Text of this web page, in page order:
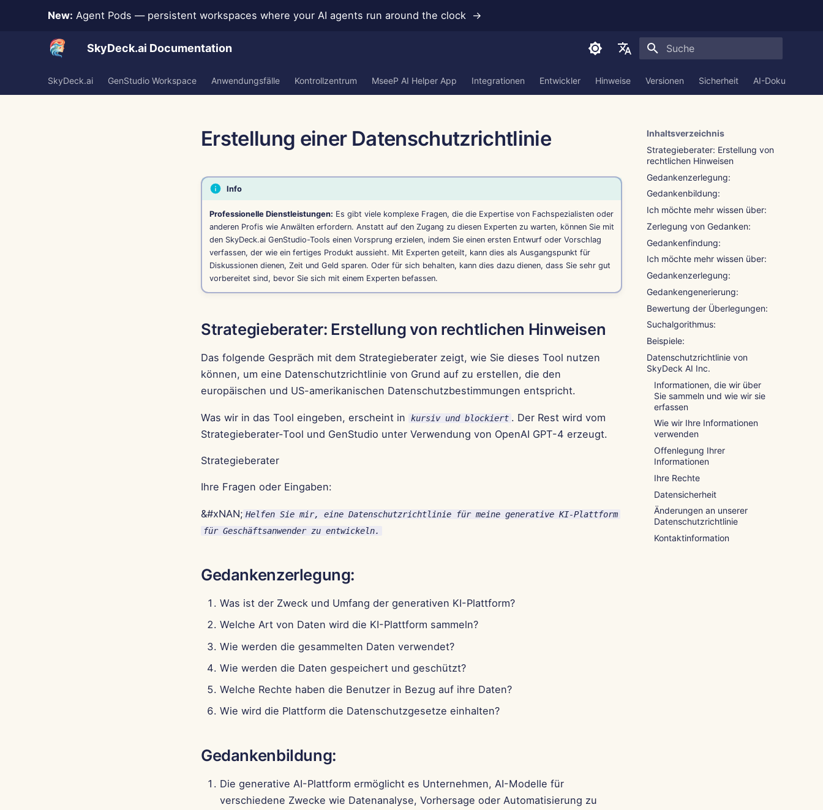
New: Agent Pods — persistent workspaces where your AI agents run around the clock →
SkyDeck.ai Documentation
English
Italiano
日本語
SkyDeck.ai GenStudio Workspace Anwendungsfälle Kontrollzentrum MseeP AI Helper App Integrationen Entwickler Hinweise Versionen Sicherheit AI-
Inhaltsverzeichnis
Strategieberater: Erstellung von
rechtlichen Hinweisen
Gedankenzerlegung:
Gedankenbildung:
Ich möchte mehr wissen über:
Zerlegung von Gedanken:
Gedankenfindung:
Ich möchte mehr wissen über:
Gedankenzerlegung:
Gedankengenerierung:
Bewertung der Überlegungen:
Suchalgorithmus:
Beispiele:
Datenschutzrichtlinie von
SkyDeck AI Inc.
Informationen, die wir über
Sie sammeln und wie wir sie
erfassen
Wie wir Ihre Informationen
verwenden
Offenlegung Ihrer
Informationen
Ihre Rechte
Datensicherheit
Änderungen an unserer
Datenschutzrichtlinie
Kontaktinformation
Erstellung einer Datenschutzrichtlinie
Info
Professionelle Dienstleistungen: Es gibt viele komplexe Fragen, die die Expertise von Fachspezialisten oder
anderen Profis wie Anwälten erfordern. Anstatt auf den Zugang zu diesen Experten zu warten, können Sie mit
den SkyDeck.ai GenStudio-Tools einen Vorsprung erzielen, indem Sie einen ersten Entwurf oder Vorschlag
verfassen, der wie ein fertiges Produkt aussieht. Mit Experten geteilt, kann dies als Ausgangspunkt für
Diskussionen dienen, Zeit und Geld sparen. Oder für sich behalten, kann dies dazu dienen, dass Sie sehr gut
vorbereitet sind, bevor Sie sich mit einem Experten befassen.
Strategieberater: Erstellung von rechtlichen Hinweisen
Das folgende Gespräch mit dem Strategieberater zeigt, wie Sie dieses Tool nutzen
können, um eine Datenschutzrichtlinie von Grund auf zu erstellen, die den
europäischen und US-amerikanischen Datenschutzbestimmungen entspricht.
Was wir in das Tool eingeben, erscheint in kursiv und blockiert . Der Rest wird vom
Strategieberater-Tool und GenStudio unter Verwendung von OpenAI GPT-4 erzeugt.
Strategieberater
Ihre Fragen oder Eingaben:
&#xNAN; Helfen Sie mir, eine Datenschutzrichtlinie für meine generative KI-Plattform
für Geschäftsanwender zu entwickeln.
Gedankenzerlegung:
Was ist der Zweck und Umfang der generativen KI-Plattform?
Welche Art von Daten wird die KI-Plattform sammeln?
Wie werden die gesammelten Daten verwendet?
Wie werden die Daten gespeichert und geschützt?
Welche Rechte haben die Benutzer in Bezug auf ihre Daten?
Wie wird die Plattform die Datenschutzgesetze einhalten?
Gedankenbildung:
Die generative AI-Plattform ermöglicht es Unternehmen, AI-Modelle für
verschiedene Zwecke wie Datenanalyse, Vorhersage oder Automatisierung zu